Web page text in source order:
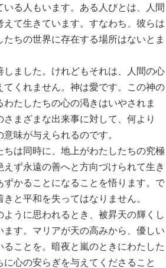
る人もいます。ある人びとは、人間
て生きています。すなわち、彼らは
ちの世界に存在する場所はないとま
ました。けれどもそれは、人間の心
くれません。神は愛です。この神の
たしたちの心の渇きはいやされま
まざまな出来事に対して、何より
味が与えられるのです。
は同時に、地上がわたしたちの究極
ず永遠の善へと方向づけられて生き
かることになることを悟ります。で
と平和を失ってはなりません。
うに思われるとき、被昇天の輝くし
す。マリアが天の高みから、優しい
ことを。暗夜と嵐のときにわたした
心の安らぎを与えてくださること